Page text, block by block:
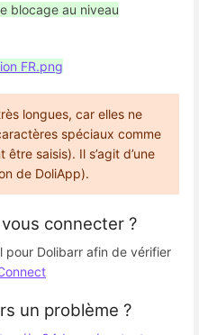
blocage au niveau
longues, car elles ne
spéciaux comme
saisis). Il s’agit d’une
de DoliApp).
connecter ?
pour Dolibarr afin de vérifier
un problème ?